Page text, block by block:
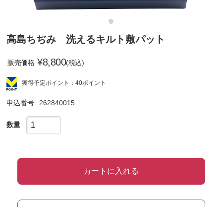
高島ちぢみ 洗えるキルト敷パット
販売価格 ¥8,800(税込)
獲得予定ポイント：40ポイント
申込番号 262840015
数量
カートに入れる